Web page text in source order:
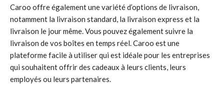
Caroo offre également une variété d’options de livraison,
notamment la livraison standard, la livraison express et la
livraison le jour même. Vous pouvez également suivre la
livraison de vos boîtes en temps réel. Caroo est une
plateforme facile à utiliser qui est idéale pour les entreprises
qui souhaitent offrir des cadeaux à leurs clients, leurs
employés ou leurs partenaires.